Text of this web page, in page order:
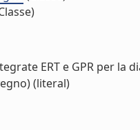
ERT e GPR per la
(literal)